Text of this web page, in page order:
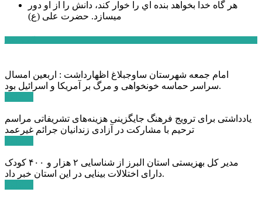
هر گاه خدا بخواهد بنده اي را خوار كند، دانش را از او دور
میسازد. حضرت علی (ع)
امام جمعه شهرستان ساوجبلاغ اظهارداشت : اربعین امسال
سراسر حماسه خونخواهی و مرگ بر آمریکا و اسرائیل بود.
یادداشتی برای ترویج فرهنگ جایگزینی هزینه‌های تشریفاتی مراسم
ترحیم با مشارکت در آزادی زندانیان جرائم غیرعمد
مدیر کل بهزیستی استان البرز از شناسایی ۲ هزار و ۴۰۰ کودک
دارای اختلالات بینایی در این استان خبر داد.